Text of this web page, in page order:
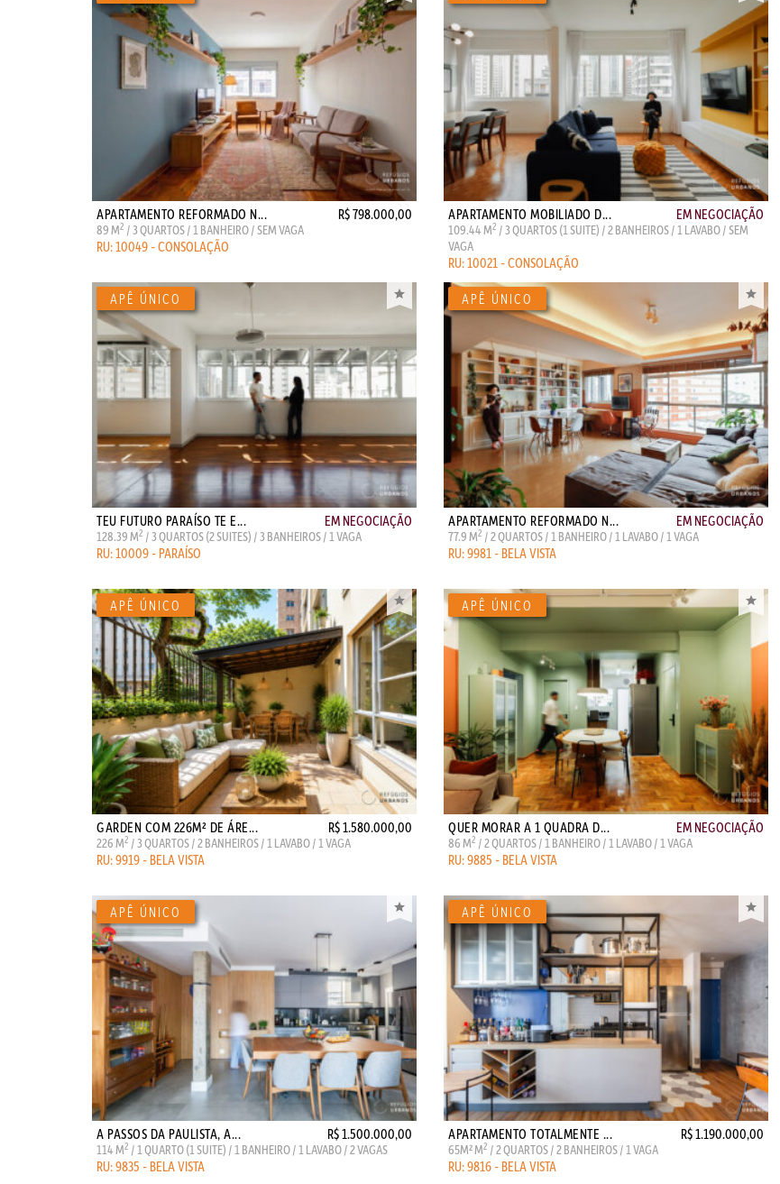
APARTAMENTO REFORMADO N... R$ 798.000,00
89 M2 / 3 QUARTOS / 1 BANHEIRO / SEM VAGA
RU: 10049 - CONSOLAÇÃO
APARTAMENTO MOBILIADO D... EM NEGOCIAÇÃO
109.44 M2 / 3 QUARTOS (1 SUITE) / 2 BANHEIROS / 1 LAVABO / SEM
VAGA
RU: 10021 - CONSOLAÇÃO
TEU FUTURO PARAÍSO TE E... EM NEGOCIAÇÃO
128.39 M2 / 3 QUARTOS (2 SUITES) / 3 BANHEIROS / 1 VAGA
RU: 10009 - PARAÍSO
APARTAMENTO REFORMADO N... EM NEGOCIAÇÃO
77.9 M2 / 2 QUARTOS / 1 BANHEIRO / 1 LAVABO / 1 VAGA
RU: 9981 - BELA VISTA
GARDEN COM 226M² DE ÁRE... R$ 1.580.000,00
226 M2 / 3 QUARTOS / 2 BANHEIROS / 1 LAVABO / 1 VAGA
RU: 9919 - BELA VISTA
QUER MORAR A 1 QUADRA D... EM NEGOCIAÇÃO
86 M2 / 2 QUARTOS / 1 BANHEIRO / 1 LAVABO / 1 VAGA
RU: 9885 - BELA VISTA
A PASSOS DA PAULISTA, A... R$ 1.500.000,00
114 M2 / 1 QUARTO (1 SUITE) / 1 BANHEIRO / 1 LAVABO / 2 VAGAS
RU: 9835 - BELA VISTA
APARTAMENTO TOTALMENTE ... R$ 1.190.000,00
65M² M2 / 2 QUARTOS / 2 BANHEIROS / 1 VAGA
RU: 9816 - BELA VISTA